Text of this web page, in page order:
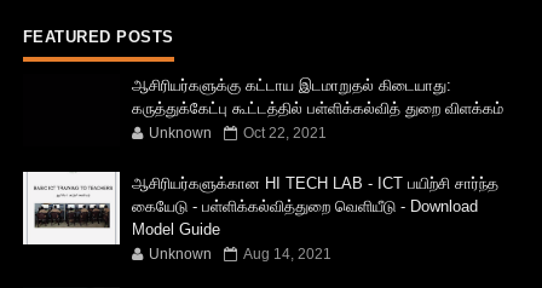
FEATURED POSTS
ஆசிரியர்களுக்கு கட்டாய இடமாறுதல் கிடையாது:
கருத்துக்கேட்பு கூட்டத்தில் பள்ளிக்கல்வித் துறை விளக்கம்
Unknown Oct 22, 2021
ஆசிரியர்களுக்கான HI TECH LAB - ICT பயிற்சி சார்ந்த
கையேடு - பள்ளிக்கல்வித்துறை வெளியீடு - Download
Model Guide
Unknown Aug 14, 2021